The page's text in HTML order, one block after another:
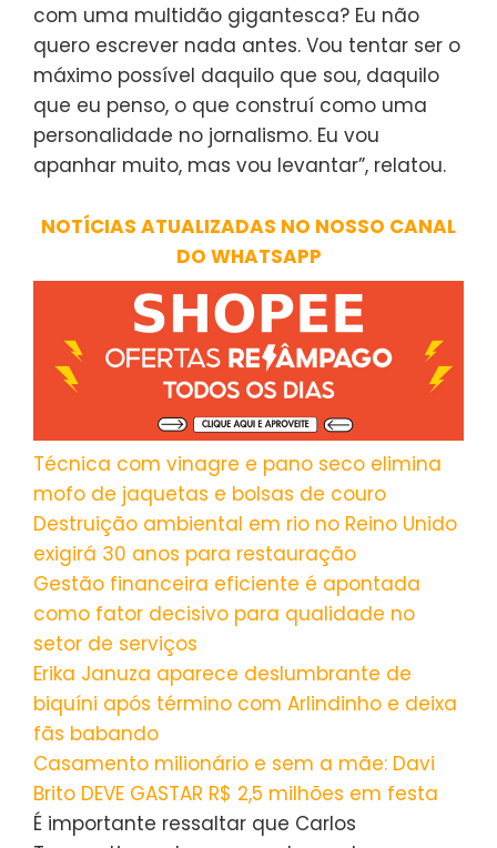
com uma multidão gigantesca? Eu não
quero escrever nada antes. Vou tentar ser o
máximo possível daquilo que sou, daquilo
que eu penso, o que construí como uma
personalidade no jornalismo. Eu vou
apanhar muito, mas vou levantar”, relatou.
NOTÍCIAS ATUALIZADAS NO NOSSO CANAL
DO WHATSAPP
Técnica com vinagre e pano seco elimina
mofo de jaquetas e bolsas de couro
Destruição ambiental em rio no Reino Unido
exigirá 30 anos para restauração
Gestão financeira eficiente é apontada
como fator decisivo para qualidade no
setor de serviços
Erika Januza aparece deslumbrante de
biquíni após término com Arlindinho e deixa
fãs babando
Casamento milionário e sem a mãe: Davi
Brito DEVE GASTAR R$ 2,5 milhões em festa
É importante ressaltar que Carlos